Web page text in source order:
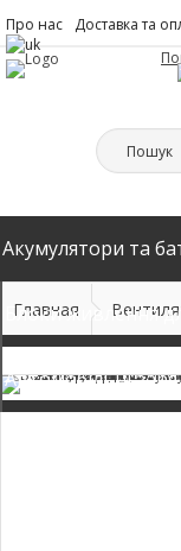
Про нас Доставка та
Акумулятори та
Блоки живлення
Автомобільні
Главная